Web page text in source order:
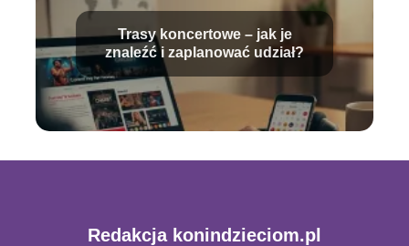
Trasy koncertowe – jak je
znaleźć i zaplanować udział?
Redakcja konindzieciom.pl